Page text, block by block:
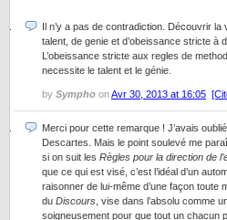
Il n’y a pas de contradiction. Découvrir
talent, de genie et d’obeissance stricte à
L’obeissance stricte aux regles de
necessite le talent et le génie.
by Sympho onAvr 30, 2013 at 16:05
Merci pour cette remarque ! J’avais
Descartes. Mais le point soulevé me
si on suit les Règles pour la direction de
que ce qui est visé, c’est l’idéal d’un
raisonner de lui-même d’une façon toute
du Discours , vise dans l’absolu comme
soigneusement pour que tout un chacun